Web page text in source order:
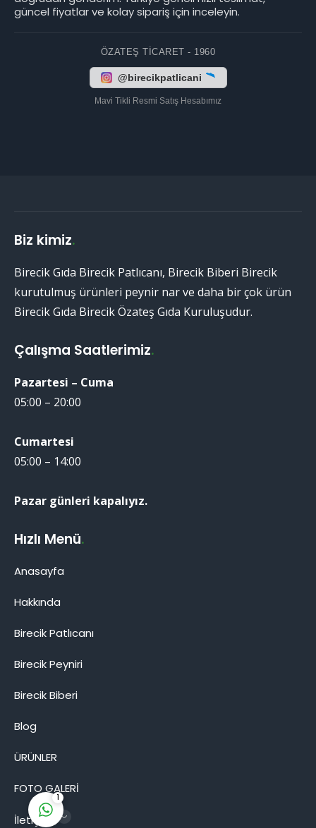
güncel fiyatlar ve kolay sipariş için inceleyin.
ÖZATEŞ TICARET - 1960
@birecikpatlicani
Mavi Tikli Resmi Satış Hesabımız
Biz kimiz.
Birecik Gıda Birecik Patlıcanı, Birecik Biberi Birecik
kurutulmuş ürünleri peynir nar ve daha bir çok ürün
Birecik Gıda Birecik Özateş Gıda Kuruluşudur.
Çalışma Saatlerimiz.
Pazartesi – Cuma
05:00 – 20:00
Cumartesi
05:00 – 14:00
Pazar günleri kapalıyız.
Hızlı Menü.
Anasayfa
Hakkında
Birecik Patlıcanı
Birecik Peyniri
Birecik Biberi
Blog
ÜRÜNLER
FOTO GALERİ
İletişim
1